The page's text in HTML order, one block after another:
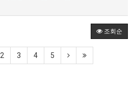
조회순
2 3 4 5